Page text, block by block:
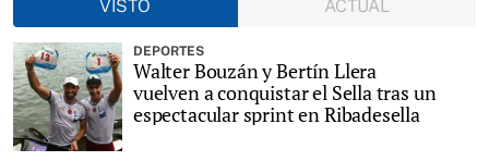
VISTO
ACTUAL
DEPORTES
Walter Bouzán y Bertín Llera
vuelven a conquistar el Sella tras un
espectacular sprint en Ribadesella